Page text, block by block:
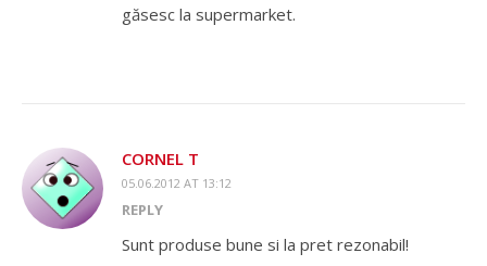
găsesc la supermarket.
CORNEL T
05.06.2012 AT 13:12
REPLY
Sunt produse bune si la pret rezonabil!